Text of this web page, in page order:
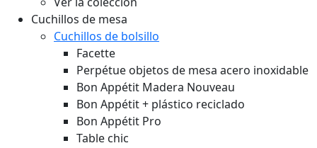
Cuchillos de mesa
Cuchillos de bolsillo
Facette
Perpétue objetos de mesa acero inoxidable
Bon Appétit Madera Nouveau
Bon Appétit + plástico reciclado
Bon Appétit Pro
Table chic